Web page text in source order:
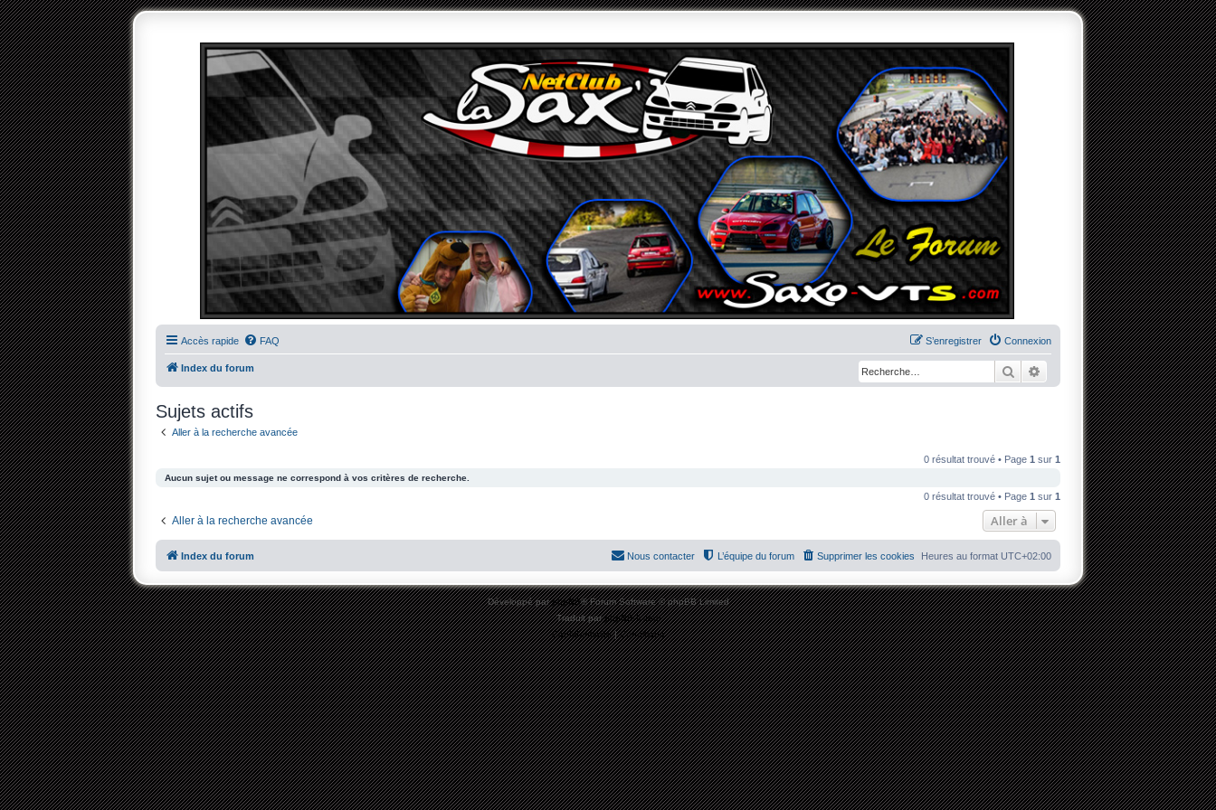
Accès rapide FAQ Connexion
S’enregistrer
Index du forum RechercherRecherche avancée
Sujets actifs
Aller à la recherche avancée
0 résultat trouvé • Page 1 sur 1
Aucun sujet ou message ne correspond à vos critères de recherche.
0 résultat trouvé • Page 1 sur 1
Aller à la recherche avancée Aller à
Index du forum Heures au format UTC+02:00
Supprimer les cookies
L’équipe du forum
Nous contacter
Développé parphpBB® Forum Software © phpBB Limited
Traduit parphpBB-fr.com
Confidentialité|Conditions